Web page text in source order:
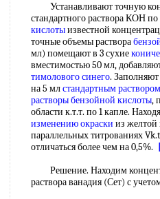
Устанавливают точную
стандартного раствора КОН по
кислотыизвестной
точные объемы раствора
мл) помещают в 3 сухие
вместимостью 50 мл,
тимолового синего.
на 5 млстандартным раствором
растворыбензойной кислоты,
области к.т.т. по 1 капле.
изменению окраски из
параллельных титрованиях
отличаться более чем на 0,5%.
Решение. Находим
раствора ванадия (Сет) с